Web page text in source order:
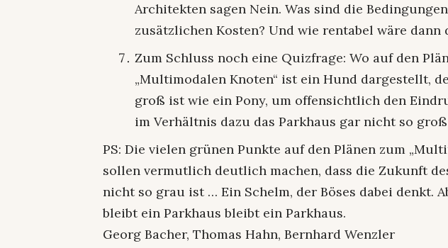
Architekten sagen Nein. Was sind die
zusätzlichen Kosten? Und wie rentabel wäre dann
Zum Schluss noch eine Quizfrage: Wo auf den
„Multimodalen Knoten“ ist ein Hund dargestellt,
groß ist wie ein Pony, um offensichtlich den
im Verhältnis dazu das Parkhaus gar nicht so
PS: Die vielen grünen Punkte auf den Plänen zum
sollen vermutlich deutlich machen, dass die Zukunft
nicht so grau ist … Ein Schelm, der Böses dabei denkt.
bleibt ein Parkhaus bleibt ein Parkhaus.
Georg Bacher, Thomas Hahn, Bernhard Wenzler